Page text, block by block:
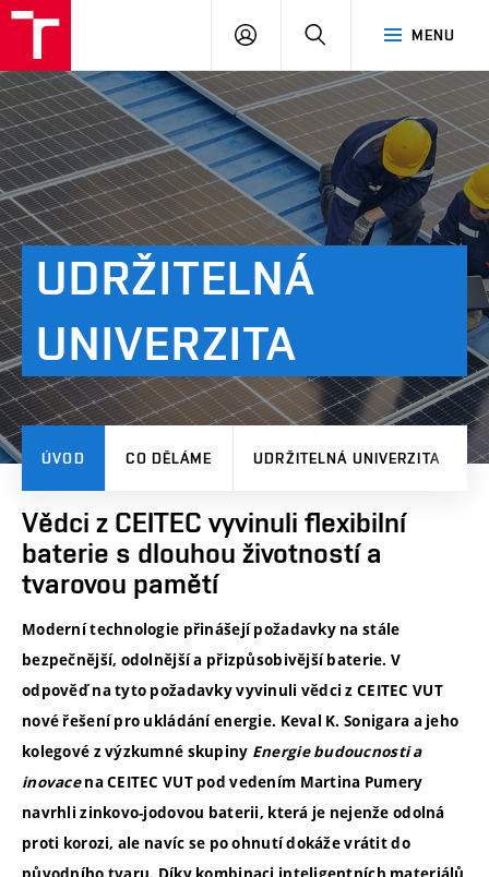
MENU
PŘIHLÁSIT
UDRŽITELNÁ
UNIVERZITA
ÚVOD CO DĚLÁME UDRŽITELNÁ UNIVERZITA
Vědci z CEITEC vyvinuli flexibilní
baterie s dlouhou životností a
tvarovou pamětí
Moderní technologie přinášejí požadavky na stále
bezpečnější, odolnější a přizpůsobivější baterie. V
odpověď na tyto požadavky vyvinuli vědci z CEITEC VUT
nové řešení pro ukládání energie. Keval K. Sonigara a jeho
kolegové z výzkumné skupiny Energie budoucnosti a
inovace na CEITEC VUT pod vedením Martina Pumery
navrhli zinkovo-jodovou baterii, která je nejenže odolná
proti korozi, ale navíc se po ohnutí dokáže vrátit do